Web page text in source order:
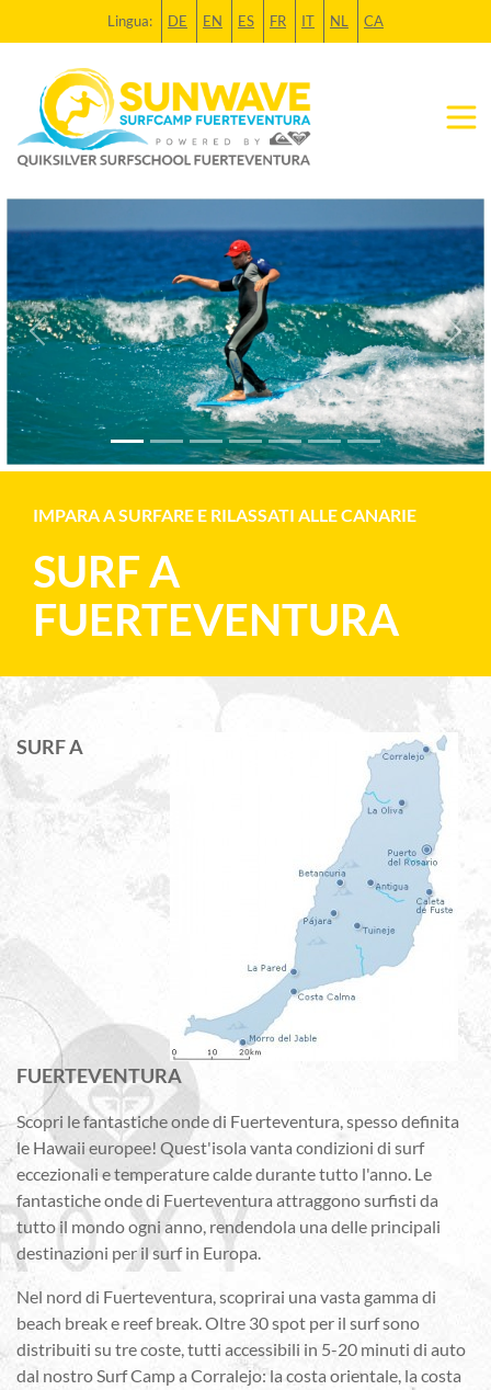
Lingua: DE EN ES FR IT NL CA
Previous Next
IMPARA A SURFARE E RILASSATI ALLE CANARIE
SURF A
FUERTEVENTURA
SURF A
FUERTEVENTURA
Scopri le fantastiche onde di Fuerteventura, spesso definita
le Hawaii europee! Quest'isola vanta condizioni di surf
eccezionali e temperature calde durante tutto l'anno. Le
fantastiche onde di Fuerteventura attraggono surfisti da
tutto il mondo ogni anno, rendendola una delle principali
destinazioni per il surf in Europa.
Nel nord di Fuerteventura, scoprirai una vasta gamma di
beach break e reef break. Oltre 30 spot per il surf sono
distribuiti su tre coste, tutti accessibili in 5-20 minuti di auto
dal nostro Surf Camp a Corralejo: la costa orientale, la costa